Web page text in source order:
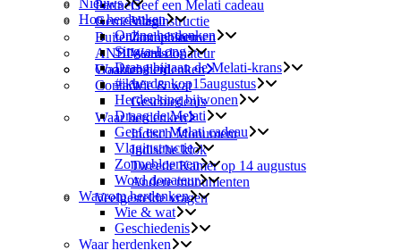
Geef een Melati cadeau
Vlaginstructie
Zonnebloemen
Word donateur
Waarom herdenken
Wie & wat
Geschiedenis
Waar herdenken
Indisch Monument
Indische klok
Tweede Kamer op 14 augustus
Andere monumenten
Veelgestelde vragen
Partners
Gemeenten
Buitenland posten
ANBI-status
Cookiebeleid
Contact
Nieuws
Hoe herdenken
Online herdenken
Sing-a-Long
Draag bij aan de Melati-krans
#ikherdenkop15augustus
Herdenking bijwonen
Draag de Melati
Geef een Melati cadeau
Vlaginstructie
Zonnebloemen
Word donateur
Waarom herdenken
Wie & wat
Geschiedenis
Waar herdenken